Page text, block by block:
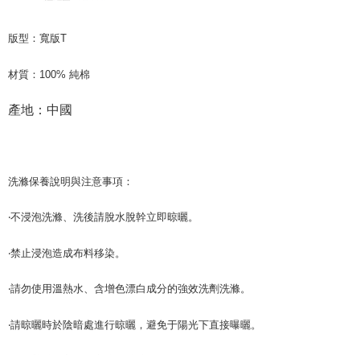
版型：寬版T
材質： 100% 純棉
產地：中國
洗滌保養說明與注意事項：
‧不浸泡洗滌、洗後請脫水脫幹立即晾曬。
‧禁止浸泡造成布料移染。
‧請勿使用溫熱水、含增色漂白成分的強效洗劑洗滌。
‧請晾曬時於陰暗處進行晾曬，避免于陽光下直接曝曬。